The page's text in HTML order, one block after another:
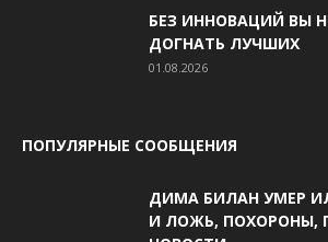
БЕЗ ИННОВАЦИЙ ВЫ
ДОГНАТЬ ЛУЧШИХ
01.08.2026
ПОПУЛЯРНЫЕ СООБЩЕНИЯ
ДИМА БИЛАН УМЕР
И ЛОЖЬ, ПОХОРОНЫ,